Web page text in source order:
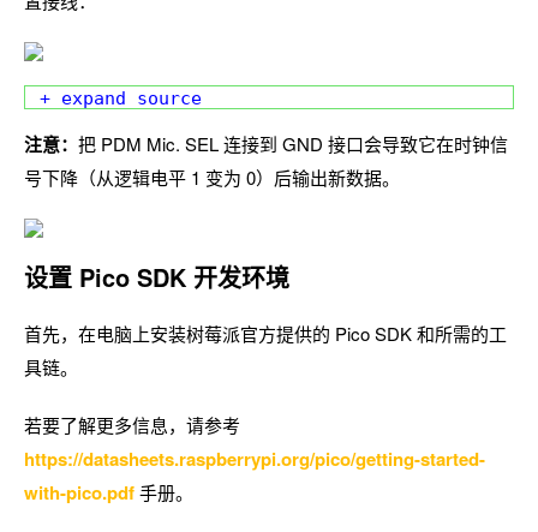
+ expand source
注意： 把 PDM Mic. SEL 连接到 GND 接口会导致它在时钟信
号下降（从逻辑电平 1 变为 0）后输出新数据。
设置 Pico SDK 开发环境
首先，在电脑上安装树莓派官方提供的 Pico SDK 和所需的工
具链。
若要了解更多信息，请参考
https://datasheets.raspberrypi.org/pico/getting-started-
with-pico.pdf手册。